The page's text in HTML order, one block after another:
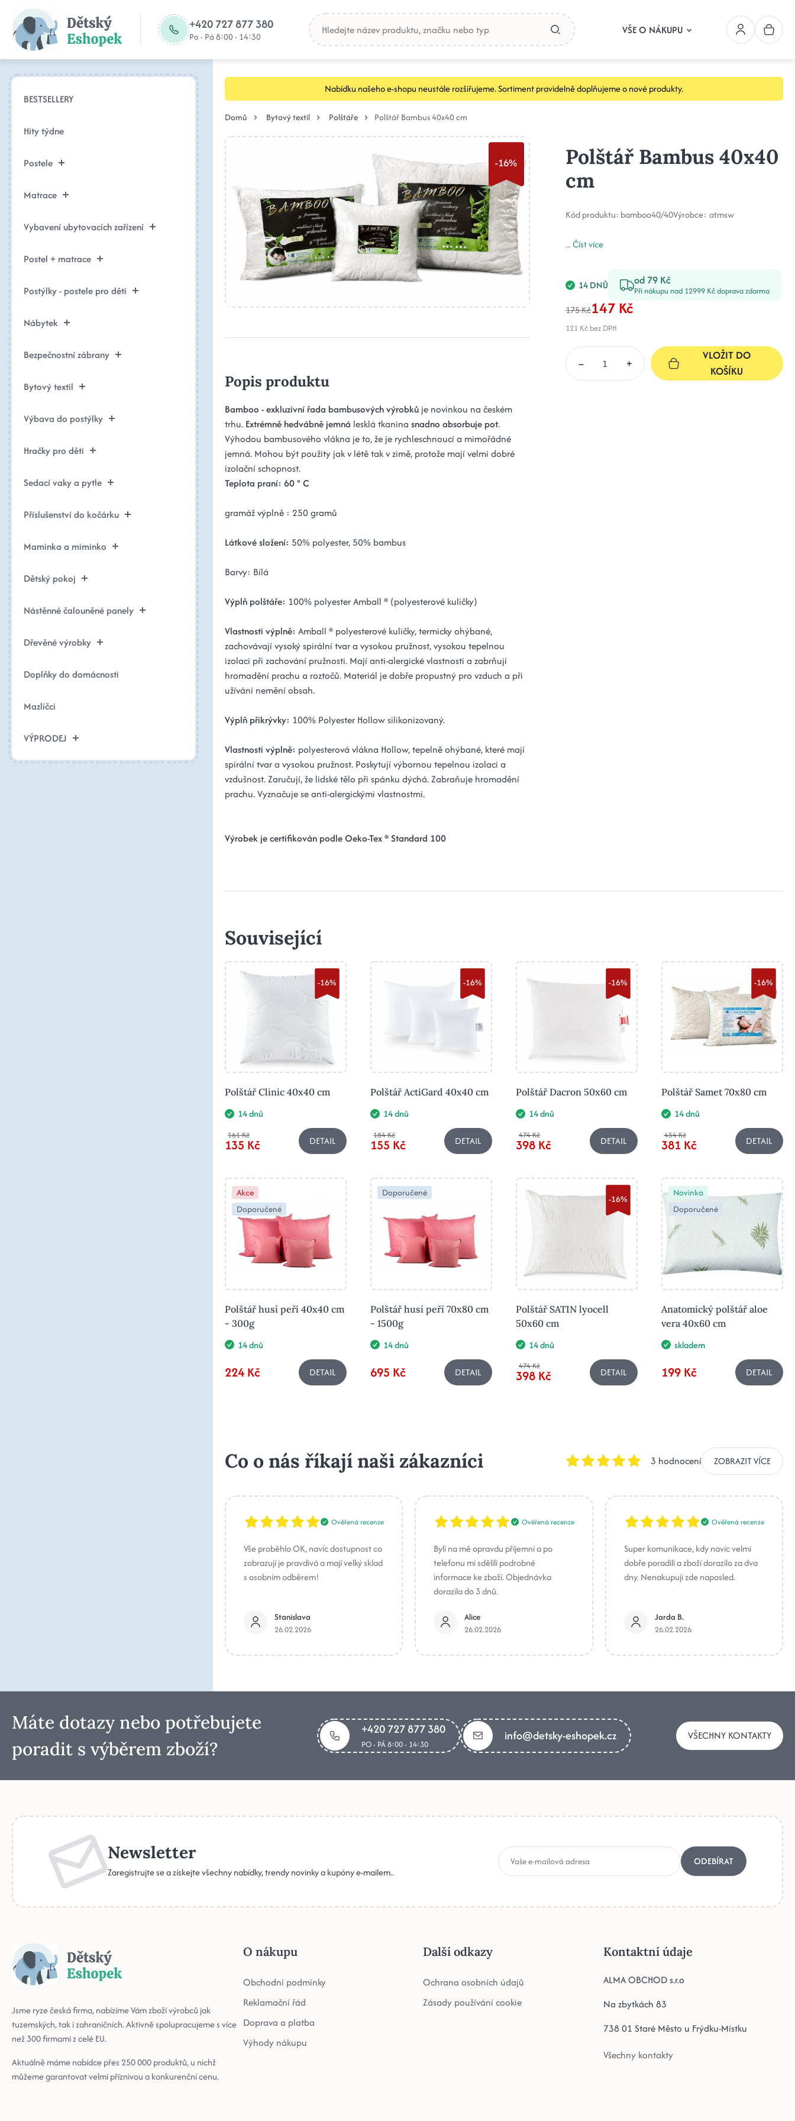
+420 727 877 380
Po - Pá 8:00 - 14:30
VŠE O NÁKUPU
BESTSELLERY
Hity týdne
Postele
Matrace
Vybavení ubytovacích zařízení
Postel + matrace
Postýlky - postele pro děti
Nábytek
Bezpečnostní zábrany
Bytový textil
Výbava do postýlky
Hračky pro děti
Sedací vaky a pytle
Příslušenství do kočárku
Maminka a miminko
Dětský pokoj
Nástěnné čalouněné panely
Dřevěné výrobky
Doplňky do domácnosti
Mazlíčci
VÝPRODEJ
Nabídku našeho e-shopu neustále rozšiřujeme. Sortiment pravidelně doplňujeme o nové produkty.
Domů Bytový textil Polštáře Polštář Bambus 40x40 cm
-16%
Popis produktu
Bamboo - exkluzivní řada bambusových výrobků je novinkou na českém
trhu. Extrémně hedvábně jemná lesklá tkanina snadno absorbuje pot.
Výhodou bambusového vlákna je to, že je rychleschnoucí a mimořádné
jemná. Mohou být použity jak v létě tak v zimě, protože mají velmi dobré
izolační schopnost.
Teplota praní: 60 ° C
gramáž výplně : 250 gramů
Látkové složení: 50% polyester, 50% bambus
Barvy: Bílá
Výplň polštáře: 100% polyester Amball ® (polyesterové kuličky)
Vlastnosti výplně: Amball ® polyesterové kuličky, termicky ohýbané,
zachovávají vysoký spirální tvar a vysokou pružnost, vysokou tepelnou
izolaci při zachování pružnosti. Mají anti-alergické vlastnosti a zabrňují
hromadění prachu a roztočů. Materiál je dobře propustný pro vzduch a při
užívání nemění obsah.
Výplň přikrývky: 100% Polyester Hollow silikonizovaný.
Vlastnosti výplně: polyesterová vlákna Hollow, tepelně ohýbané, které mají
spirální tvar a vysokou pružnost. Poskytují výbornou tepelnou izolaci a
vzdušnost. Zaručují, že lidské tělo při spánku dýchá. Zabraňuje hromadění
prachu. Vyznačuje se anti-alergickými vlastnostmi.
Výrobek je certifikován podle Oeko-Tex ® Standard 100
Polštář Bambus 40x40
cm
Kód produktu: bamboo40/40Výrobce: atmsw
...Číst více
14 DNŮ od 79 Kč
Při nákupu nad 12999 Kč doprava zdarma
175 Kč147 Kč
121 Kčbez DPH
– +
VLOŽIT DO
KOŠÍKU
Související
-16%
Polštář Clinic 40x40 cm
14 dnů
161 Kč
135 Kč DETAIL
-16%
Polštář ActiGard 40x40 cm
14 dnů
184 Kč
155 Kč DETAIL
-16%
Polštář Dacron 50x60 cm
14 dnů
474 Kč
398 Kč DETAIL
-16%
Polštář Samet 70x80 cm
14 dnů
454 Kč
381 Kč DETAIL
Akce
Doporučené
Polštář husí peří 40x40 cm
- 300g
14 dnů
224 Kč DETAIL
Doporučené
Polštář husí peří 70x80 cm
- 1500g
14 dnů
695 Kč DETAIL
-16%
Polštář SATIN lyocell
50x60 cm
14 dnů
474 Kč
398 Kč DETAIL
Novinka
Doporučené
Anatomický polštář aloe
vera 40x60 cm
skladem
199 Kč DETAIL
Co o nás říkají naši zákazníci 3 hodnocení ZOBRAZIT VÍCE
Ověřená recenze
Vše proběhlo OK, navíc dostupnost co
zobrazují je pravdivá a mají velký sklad
s osobním odběrem!
Stanislava
26.02.2026
Ověřená recenze
Byli na mě opravdu příjemní a po
telefonu mi sdělili podrobné
informace ke zboží. Objednávka
dorazila do 3 dnů.
Alice
26.02.2026
Ověřená recenze
Super komunikace, kdy navíc velmi
dobře poradili a zboží dorazilo za dva
dny. Nenakupuji zde naposled.
Jarda B.
26.02.2026
Máte dotazy nebo potřebujete
poradit s výběrem zboží?
+420 727 877 380
PO - PÁ 8:00 - 14:30
info@detsky-eshopek.cz VŠECHNY KONTAKTY
Newsletter
Zaregistrujte se a získejte všechny nabídky, trendy novinky a kupóny e-mailem..
ODEBÍRAT
Jsme ryze česká firma, nabízíme Vám zboží výrobců jak
tuzemských, tak i zahraničních. Aktivně spolupracujeme s více
než 300 firmami z celé EU.
Aktuálně máme nabídce přes 250 000 produktů, u nichž
můžeme garantovat velmi příznivou a konkurenční cenu.
O nákupu
Obchodní podmínky
Reklamační řád
Doprava a platba
Výhody nákupu
Další odkazy
Ochrana osobních údajů
Zásady používání cookie
Kontaktní údaje
ALMA OBCHOD s.r.o
Na zbytkách 83
738 01 Staré Město u Frýdku-Místku
Všechny kontakty